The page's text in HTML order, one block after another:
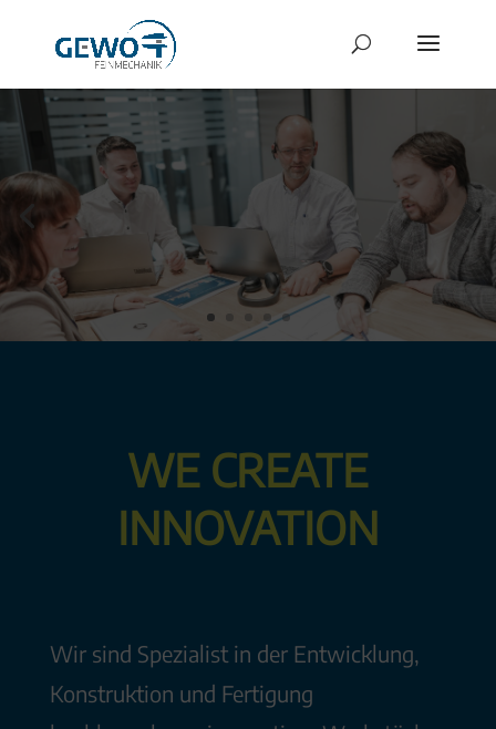
WE CREATE
INNOVATION
Wir sind Spezialist in der Entwicklung,
Konstruktion und Fertigung